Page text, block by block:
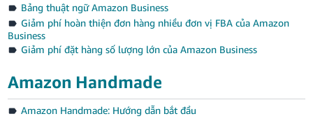
Bảng thuật ngữ Amazon Business
Giảm phí hoàn thiện đơn hàng nhiều đơn vị FBA của Amazon
Business
Giảm phí đặt hàng số lượng lớn của Amazon Business
Amazon Handmade
Amazon Handmade: Hướng dẫn bắt đầu